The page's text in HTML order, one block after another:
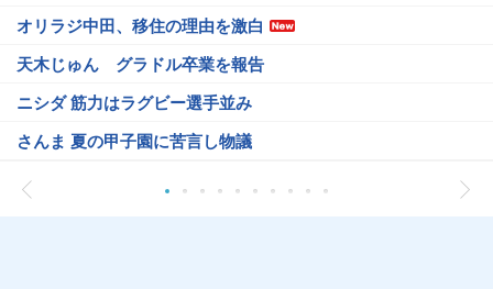
オリラジ中田、移住の理由を激白
天木じゅん グラドル卒業を報告
ニシダ 筋力はラグビー選手並み
さんま 夏の甲子園に苦言し物議